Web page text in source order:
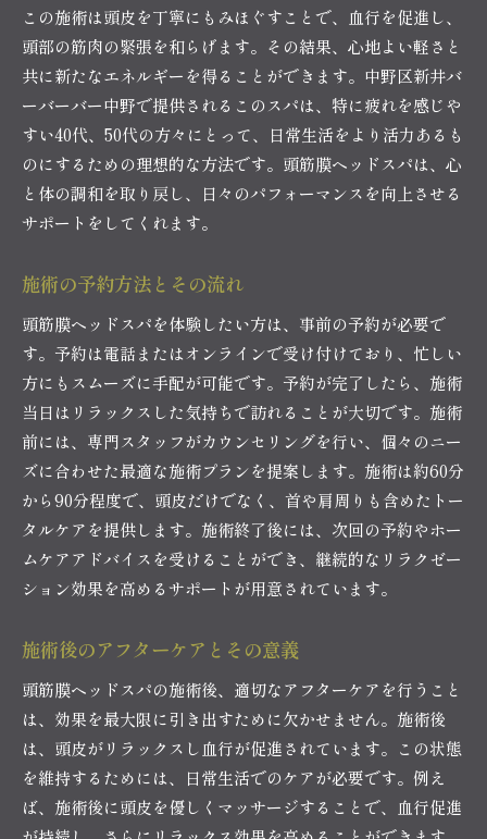
この施術は頭皮を丁寧にもみほぐすことで、血行を促進し、
頭部の筋肉の緊張を和らげます。その結果、心地よい軽さと
共に新たなエネルギーを得ることができます。中野区新井バ
ーバーバー中野で提供されるこのスパは、特に疲れを感じや
すい40代、50代の方々にとって、日常生活をより活力あるも
のにするための理想的な方法です。頭筋膜ヘッドスパは、心
と体の調和を取り戻し、日々のパフォーマンスを向上させる
サポートをしてくれます。
施術の予約方法とその流れ
頭筋膜ヘッドスパを体験したい方は、事前の予約が必要で
す。予約は電話またはオンラインで受け付けており、忙しい
方にもスムーズに手配が可能です。予約が完了したら、施術
当日はリラックスした気持ちで訪れることが大切です。施術
前には、専門スタッフがカウンセリングを行い、個々のニー
ズに合わせた最適な施術プランを提案します。施術は約60分
から90分程度で、頭皮だけでなく、首や肩周りも含めたトー
タルケアを提供します。施術終了後には、次回の予約やホー
ムケアアドバイスを受けることができ、継続的なリラクゼー
ション効果を高めるサポートが用意されています。
施術後のアフターケアとその意義
頭筋膜ヘッドスパの施術後、適切なアフターケアを行うこと
は、効果を最大限に引き出すために欠かせません。施術後
は、頭皮がリラックスし血行が促進されています。この状態
を維持するためには、日常生活でのケアが必要です。例え
ば、施術後に頭皮を優しくマッサージすることで、血行促進